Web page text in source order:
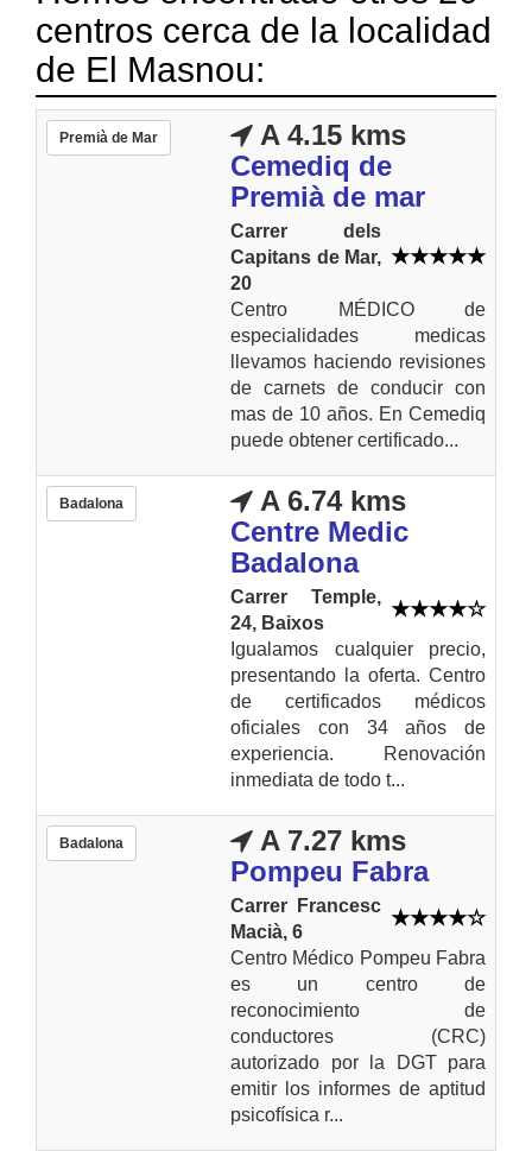
centros cerca de la localidad
de El Masnou:
Premià de Mar
A 4.15 kms
Cemediq de
Premià de mar
Carrer dels
Capitans de Mar,
20
Centro MÉDICO de
especialidades medicas
llevamos haciendo revisiones
de carnets de conducir con
mas de 10 años. En Cemediq
puede obtener certificado...
Badalona
A 6.74 kms
Centre Medic
Badalona
Carrer Temple,
24, Baixos
Igualamos cualquier precio,
presentando la oferta. Centro
de certificados médicos
oficiales con 34 años de
experiencia. Renovación
inmediata de todo t...
Badalona
A 7.27 kms
Pompeu Fabra
Carrer Francesc
Macià, 6
Centro Médico Pompeu Fabra
es un centro de
reconocimiento de
conductores (CRC)
autorizado por la DGT para
emitir los informes de aptitud
psicofísica r...